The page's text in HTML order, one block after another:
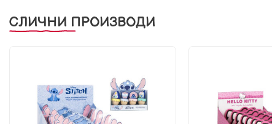
СЛИЧНИ ПРОИЗВОДИ